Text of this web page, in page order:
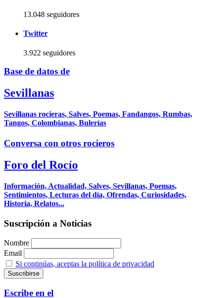
13.048 seguidores
Twitter
3.922 seguidores
Base de datos de
Sevillanas
Sevillanas rocieras, Salves, Poemas, Fandangos, Rumbas,
Tangos, Colombianas, Bulerías
Conversa con otros rocieros
Foro del Rocío
Información, Actualidad, Salves, Sevillanas, Poemas,
Sentimientos, Lecturas del día, Ofrendas, Curiosidades,
Historia, Relatos...
Suscripción a Noticias
Nombre
Email
Si continúas, aceptas la política de privacidad
Escribe en el